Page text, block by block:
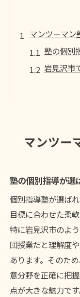
マンツーマン
塾の個別
岩見沢市
個別指
塾選びで
個別指導
いコツ
塾の講師
塾での体
ント
塾選びで
マンツー
塾の個別指導が選
個別指導塾が選ば
目標に合わせた柔
特に岩見沢市のよ
団授業だと理解度
あります。そのた
意分野を正確に把
点が大きな魅力です